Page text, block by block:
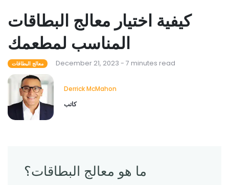
كيفية اختيار معالج البطاقات
المناسب لمطعمك
معالج البطاقات December 21, 2023 - 7 minutes read
Derrick McMahon
كاتب
ما هو معالج البطاقات؟